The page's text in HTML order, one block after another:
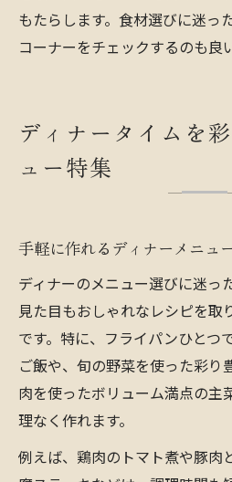
もたらします。食材選びに迷っ
コーナーをチェックするのも良
ディナータイムを
ュー特集
手軽に作れるディナーメニュ
ディナーのメニュー選びに迷っ
見た目もおしゃれなレシピを取
です。特に、フライパンひとつ
ご飯や、旬の野菜を使った彩り
肉を使ったボリューム満点の主
理なく作れます。
例えば、鶏肉のトマト煮や豚肉